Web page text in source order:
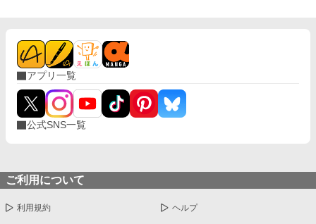
アプリ一覧
公式SNS一覧
ご利用について
利用規約 ヘルプ